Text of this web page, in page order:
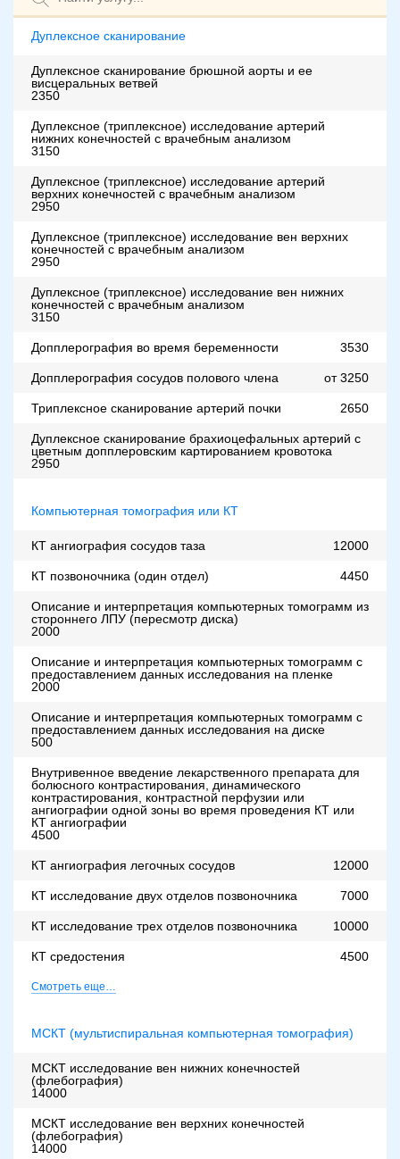
Дуплексное сканирование
Дуплексное сканирование брюшной аорты и ее
висцеральных ветвей
2350
Дуплексное (триплексное) исследование артерий
нижних конечностей с врачебным анализом
3150
Дуплексное (триплексное) исследование артерий
верхних конечностей с врачебным анализом
2950
Дуплексное (триплексное) исследование вен верхних
конечностей с врачебным анализом
2950
Дуплексное (триплексное) исследование вен нижних
конечностей с врачебным анализом
3150
Допплерография во время беременности 3530
Допплерография сосудов полового члена от 3250
Триплексное сканирование артерий почки 2650
Дуплексное сканирование брахиоцефальных артерий с
цветным допплеровским картированием кровотока
2950
Компьютерная томография или КТ
КТ ангиография сосудов таза 12000
КТ позвоночника (один отдел) 4450
Описание и интерпретация компьютерных томограмм из
стороннего ЛПУ (пересмотр диска)
2000
Описание и интерпретация компьютерных томограмм с
предоставлением данных исследования на пленке
2000
Описание и интерпретация компьютерных томограмм с
предоставлением данных исследования на диске
500
Внутривенное введение лекарственного препарата для
болюсного контрастирования, динамического
контрастирования, контрастной перфузии или
ангиографии одной зоны во время проведения КТ или
КТ ангиографии
4500
КТ ангиография легочных сосудов 12000
КТ исследование двух отделов позвоночника 7000
КТ исследование трех отделов позвоночника 10000
КТ средостения 4500
Смотреть еще…
МСКТ (мультиспиральная компьютерная томография)
МСКТ исследование вен нижних конечностей
(флебография)
14000
МСКТ исследование вен верхних конечностей
(флебография)
14000